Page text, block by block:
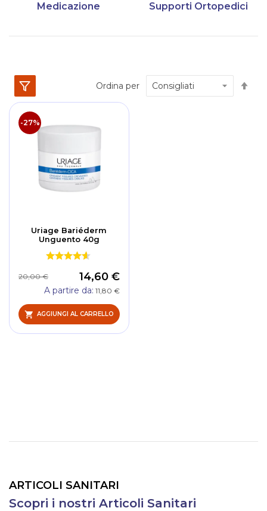
Medicazione Supporti Ortopedici
Ordina per
-27%
Uriage Bariéderm
Unguento 40g
14,60 €
20,00 €
A partire da 11,80 €
AGGIUNGI AL CARRELLO
ARTICOLI SANITARI
Scopri i nostri Articoli Sanitari